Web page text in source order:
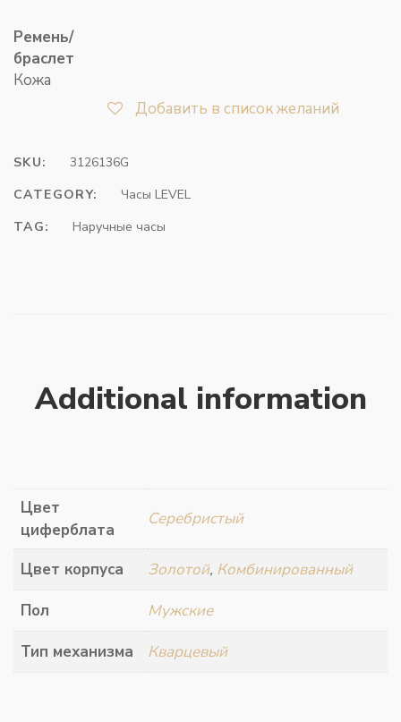
Ремень/
браслет
Кожа
Добавить в список желаний
SKU:
3126136G
CATEGORY:
Часы LEVEL
TAG:
Наручные часы
Additional information
Цвет
циферблата
Серебристый
Цвет корпуса Золотой, Комбинированный
Пол
Мужские
Тип механизма
Кварцевый